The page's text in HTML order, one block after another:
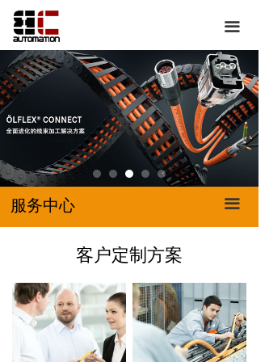
끀
首页
关于我们
产品展示
服务中心
特*卖*惠
联系我们 끀
服务中心
线束加工解决方案
下载资料
客户定制方案
我们提供的服务
客服热线
服务中心
客户定制方案